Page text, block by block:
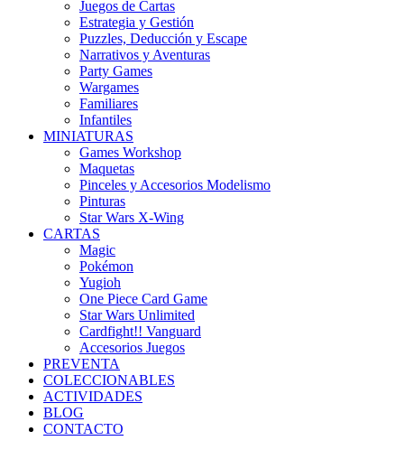
Juegos de Cartas
Estrategia y Gestión
Puzzles, Deducción y Escape
Narrativos y Aventuras
Party Games
Wargames
Familiares
Infantiles
MINIATURAS
Games Workshop
Maquetas
Pinceles y Accesorios Modelismo
Pinturas
Star Wars X-Wing
CARTAS
Magic
Pokémon
Yugioh
One Piece Card Game
Star Wars Unlimited
Cardfight!! Vanguard
Accesorios Juegos
PREVENTA
COLECCIONABLES
ACTIVIDADES
BLOG
CONTACTO